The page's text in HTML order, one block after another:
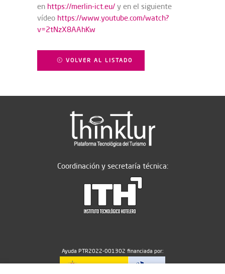
en https://merlin-ict.eu/ y en el siguiente
vídeo https://www.youtube.com/watch?
v=2tNzX8AAhKw
VOLVER AL LISTADO
Coordinación y secretaría técnica:
Ayuda PTR2022-001302 financiada por: